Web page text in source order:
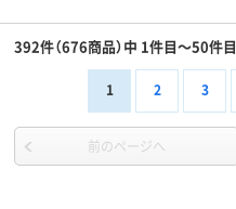
392件（676商品）中 1件目～50件目
1 2 3
前のページへ